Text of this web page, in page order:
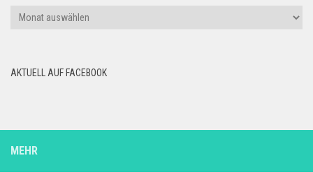
Archiv
AKTUELL AUF FACEBOOK
MEHR